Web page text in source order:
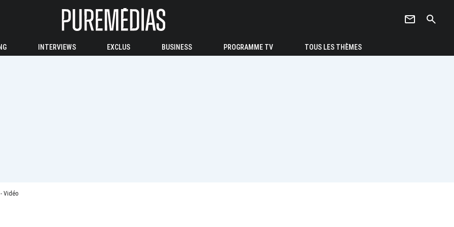
newsletter search
INTERVIEWS EXCLUS BUSINESS PROGRAMME TV TOUS LES THÈMES
Vidéo